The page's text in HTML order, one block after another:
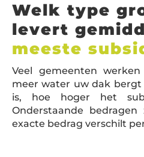
Welk type
levert
meeste
Veel gemeenten
meer water uw dak bergt
is, hoe hoger het
Onderstaande
exacte bedrag verschilt